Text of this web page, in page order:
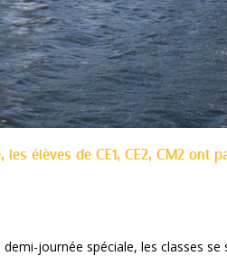
les élèves de CE1, CE2, CM2
journée spéciale, les classes